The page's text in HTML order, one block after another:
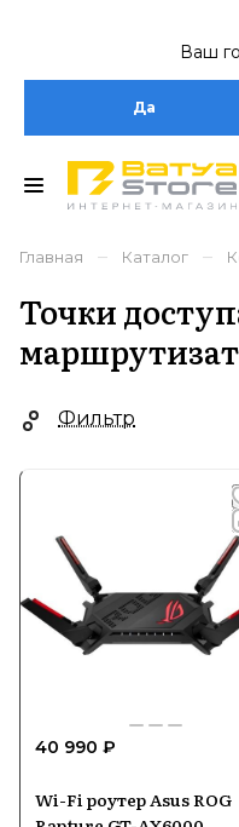
Ваш
Да
Главная – Каталог –
Точки
Фильтр
40 990 ₽
Wi-Fi роутер Asus ROG